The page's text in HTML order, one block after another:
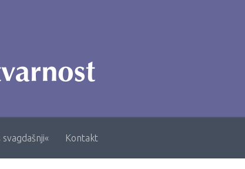
Kontakt